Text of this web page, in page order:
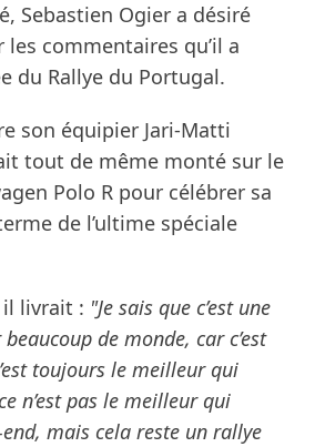
Sebastien Ogier a désiré
commentaires qu’il a
du Rallye du Portugal.
son équipier Jari-Matti
tout de même monté sur le
Polo R pour célébrer sa
de l’ultime spéciale
il livrait : "Je sais que c’est une
de monde, car c’est
toujours le meilleur qui
n’est pas le meilleur qui
end, mais cela reste un rallye